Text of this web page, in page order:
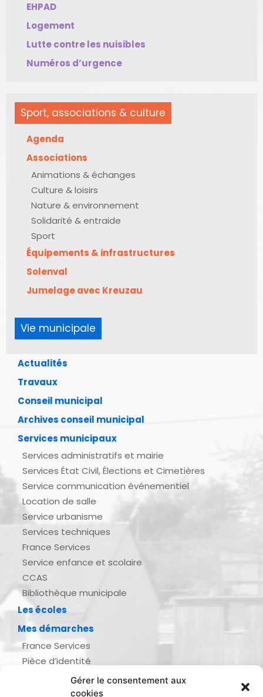
Gérer le consentement aux
cookies
EHPAD
Logement
Lutte contre les nuisibles
Numéros d’urgence
Sport, associations & culture
Agenda
Associations
Animations & échanges
Culture & loisirs
Nature & environnement
Solidarité & entraide
Sport
Équipements & infrastructures
Solenval
Jumelage avec Kreuzau
Vie municipale
Actualités
Travaux
Conseil municipal
Archives conseil municipal
Services municipaux
Services administratifs et mairie
Services État Civil, Élections et Cimetières
Service communication événementiel
Location de salle
Service urbanisme
Services techniques
France Services
Service enfance et scolaire
CCAS
Bibliothèque municipale
Les écoles
Mes démarches
France Services
Pièce d’identité
Demande d’actes d’état civil